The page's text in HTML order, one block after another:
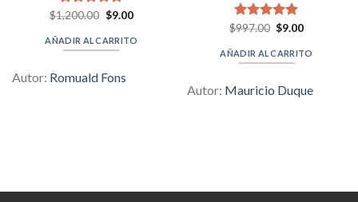
Valorado en
$1,200.00 Original
was:
$1,200.00.
$9.00Current
is:
$9.00.
AÑADIR AL CARRITO
Autor: Romuald Fons
Valorado en
$997.00 Original
was:
$997.00.
$9.00Current
is:
$9.00.
AÑADIR AL CARRITO
Autor: Mauricio Duque